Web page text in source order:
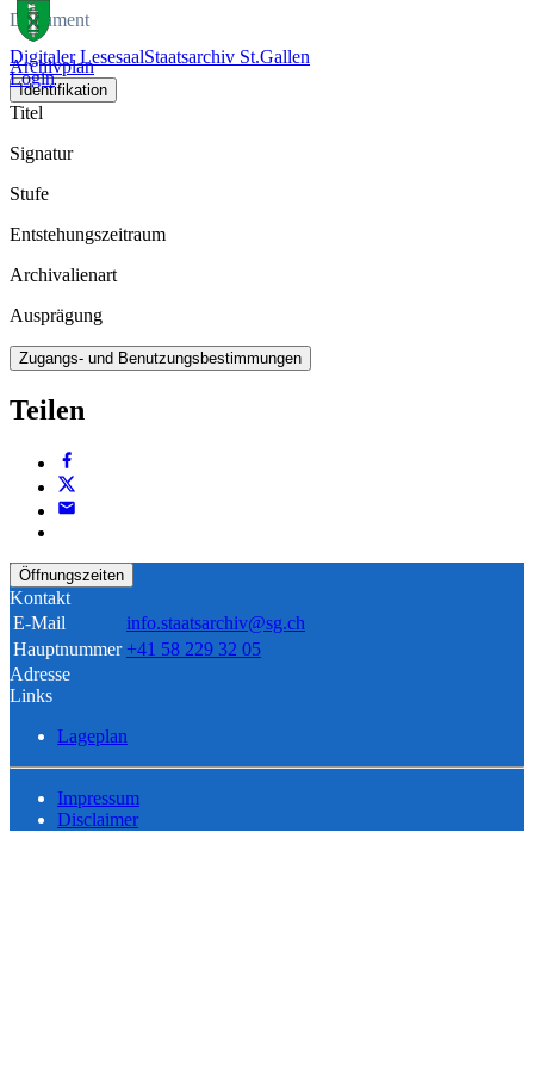
Digitaler LesesaalStaatsarchiv St.Gallen
Login
Dokument
Archivplan
Identifikation
Titel
Signatur
Stufe
Entstehungszeitraum
Archivalienart
Ausprägung
Zugangs- und Benutzungsbestimmungen
Teilen
Öffnungszeiten
Kontakt
E-Mail
info.staatsarchiv@sg.ch
Hauptnummer +41 58 229 32 05
Adresse
Links
Lageplan
Impressum
Disclaimer